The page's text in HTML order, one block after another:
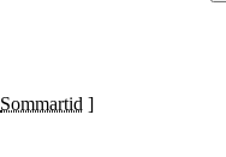
Sommartid ]